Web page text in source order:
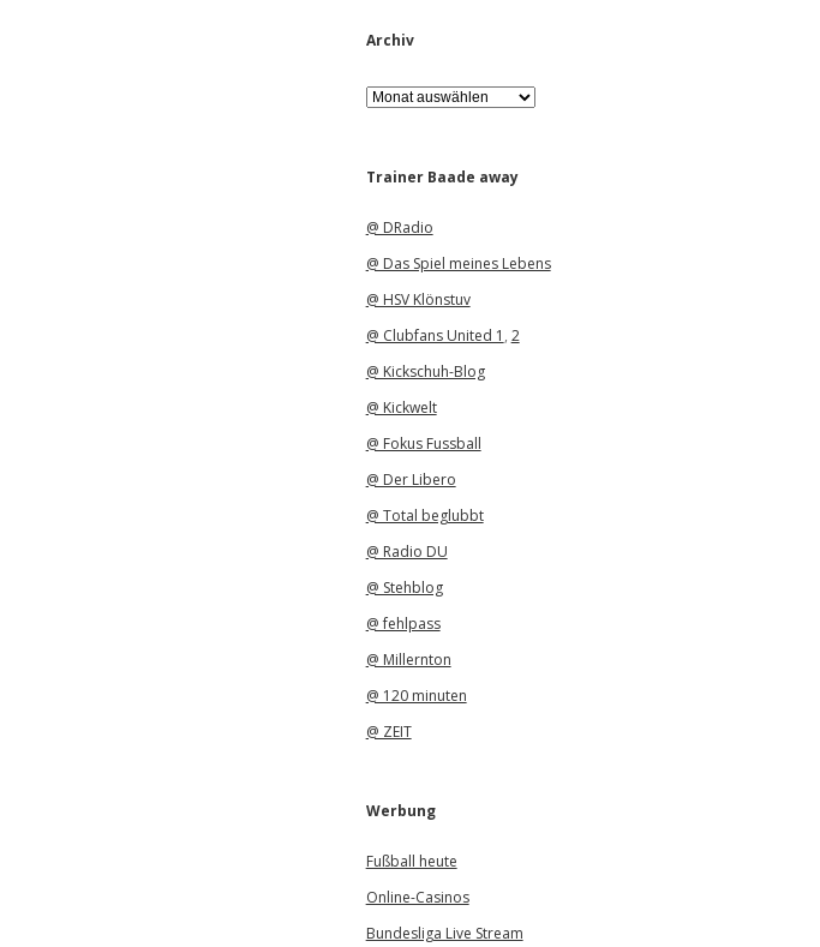
Archiv
A
r
iTrainer Baade away
@ DRadio
@ Das Spiel meines Lebens
@ HSV Klönstuv
@ Clubfans United 1 , 2
@ Kickschuh-Blog
@ Kickwelt
@ Fokus Fussball
@ Der Libero
@ Total beglubbt
@ Radio DU
@ Stehblog
@ fehlpass
@ Millernton
@ 120 minuten
@ ZEIT
Werbung
Fußball heute
Online-Casinos
Bundesliga Live Stream